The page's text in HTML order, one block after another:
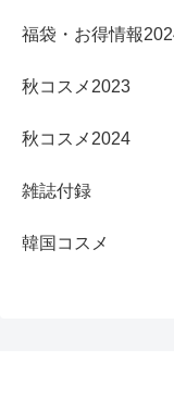
福袋・お得情報
秋コスメ2023
秋コスメ2024
雑誌付録
韓国コスメ